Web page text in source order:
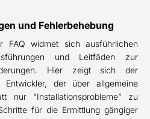
und Fehlerbehebung
FAQ widmet sich ausführlichen
und Leitfäden zur
Hier zeigt sich der
Entwickler, der über allgemeine
nur “Installationsprobleme” zu
für die Ermittlung gängiger